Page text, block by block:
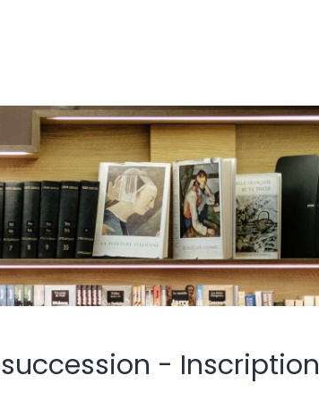
- Inscription